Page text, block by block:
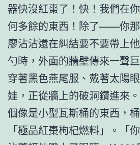
器快沒紅棗了！快！我們在
何多餘的東西！除了——你
廖沾沾還在糾結要不要帶上
勺時，外面的牆壁傳來一聲
穿著黑色燕尾服、戴著太陽
娃，正從牆上的破洞鑽進來
個像是小型瓦斯桶的東西，
「極品紅棗枸杞燃料」。